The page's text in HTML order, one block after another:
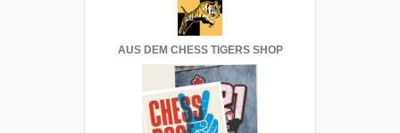
AUS DEM CHESS TIGERS SHOP